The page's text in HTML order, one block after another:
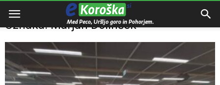
Domov Marjan Dolinšek
Oznaka: Marjan Dolinšek